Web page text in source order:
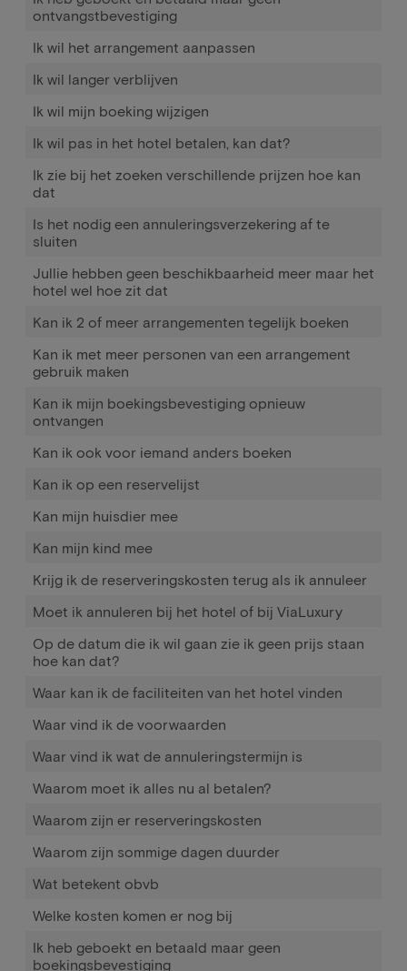
ontvangstbevestiging
Ik wil het arrangement aanpassen
Ik wil langer verblijven
Ik wil mijn boeking wijzigen
Ik wil pas in het hotel betalen, kan dat?
Ik zie bij het zoeken verschillende prijzen hoe kan
dat
Is het nodig een annuleringsverzekering af te
sluiten
Jullie hebben geen beschikbaarheid meer maar het
hotel wel hoe zit dat
Kan ik 2 of meer arrangementen tegelijk boeken
Kan ik met meer personen van een arrangement
gebruik maken
Kan ik mijn boekingsbevestiging opnieuw
ontvangen
Kan ik ook voor iemand anders boeken
Kan ik op een reservelijst
Kan mijn huisdier mee
Kan mijn kind mee
Krijg ik de reserveringskosten terug als ik annuleer
Moet ik annuleren bij het hotel of bij ViaLuxury
Op de datum die ik wil gaan zie ik geen prijs staan
hoe kan dat?
Waar kan ik de faciliteiten van het hotel vinden
Waar vind ik de voorwaarden
Waar vind ik wat de annuleringstermijn is
Waarom moet ik alles nu al betalen?
Waarom zijn er reserveringskosten
Waarom zijn sommige dagen duurder
Wat betekent obvb
Welke kosten komen er nog bij
Ik heb geboekt en betaald maar geen
boekingsbevestiging